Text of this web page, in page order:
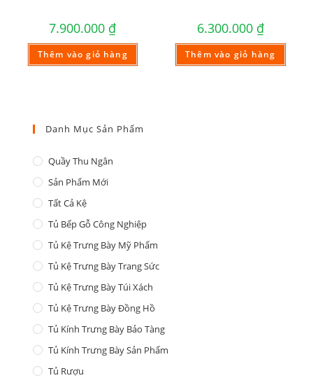
7.900.000 ₫
Thêm vào giỏ hàng
6.300.000 ₫
Thêm vào giỏ hàng
Danh Mục Sản Phẩm
Quầy Thu Ngân
Sản Phẩm Mới
Tất Cả Kệ
Tủ Bếp Gỗ Công Nghiệp
Tủ Kệ Trưng Bày Mỹ Phẩm
Tủ Kệ Trưng Bày Trang Sức
Tủ Kệ Trưng Bày Túi Xách
Tủ Kệ Trưng Bày Đồng Hồ
Tủ Kính Trưng Bày Bảo Tàng
Tủ Kính Trưng Bày Sản Phẩm
Tủ Rượu